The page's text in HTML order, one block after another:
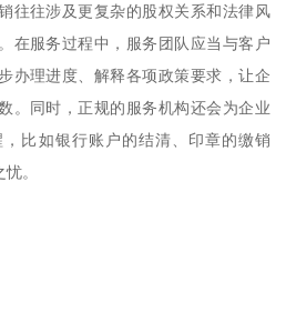
往往涉及更复杂的股权关系和法律风
在服务过程中，服务团队应当与客户
办理进度、解释各项政策要求，让企
。同时，正规的服务机构还会为企业
比如银行账户的结清、印章的缴销
。